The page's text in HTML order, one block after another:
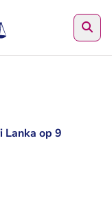
Lanka op 9